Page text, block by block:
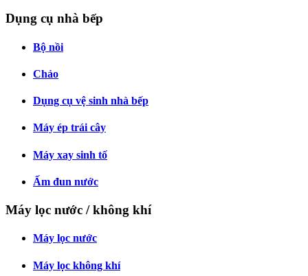
Dụng cụ nhà bếp
Bộ nồi
Chảo
Dụng cụ vệ sinh nhà bếp
Máy ép trái cây
Máy xay sinh tố
Ấm đun nước
Máy lọc nước / không khí
Máy lọc nước
Máy lọc không khí